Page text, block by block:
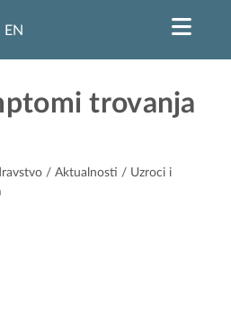
EN
trovanja
/ Aktualnosti / Uzroci i